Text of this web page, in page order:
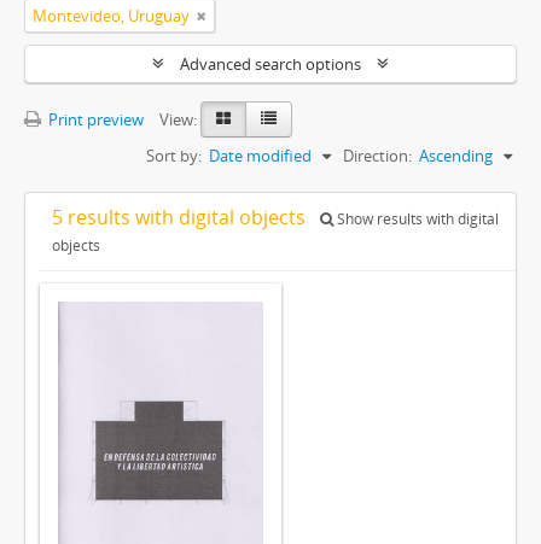
Montevideo, Uruguay
Advanced search options
Print preview
View:
Sort by: Date modified Direction: Ascending
5 results with digital objects
Show results with digital
objects